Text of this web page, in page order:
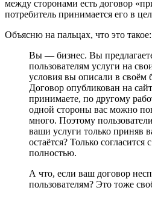
между сторонами есть договор
потребитель принимается его в
Объясню на пальцах, что это такое:
Вы — бизнес. Вы
пользователям услуги на
условия вы описали в своём
Договор опубликован на
принимаете, по другому
одной стороны вас можно
много. Поэтому
ваши услуги только приняв
остаётся? Только
полностью.
А что, если ваш договор
пользователям? Это тоже